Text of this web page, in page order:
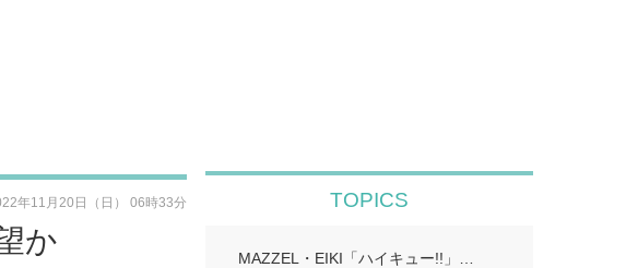
か
年11月20日（日） 06時33分 TOPICS
MAZZEL・EIKI「ハイキュー!!」…